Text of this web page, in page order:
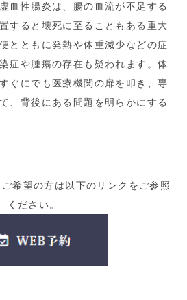
血性腸炎は、腸の血流が不足する
すると壊死に至ることもある重大
とともに発熱や体重減少などの症
症や腫瘍の存在も疑われます。体
ぐにでも医療機関の扉を叩き、専
、背後にある問題を明らかにする
希望の方は以下のリンクをご参照
ください。